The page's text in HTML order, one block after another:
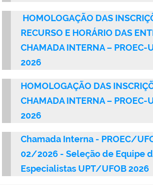
HOMOLOGAÇÃO DAS
RECURSO E HORÁRIO DAS
CHAMADA INTERNA – PROEC-
2026
HOMOLOGAÇÃO DAS
CHAMADA INTERNA – PROEC-
2026
Chamada Interna - PROEC/
02/2026 - Seleção de Equipe
Especialistas UPT/UFOB 2026